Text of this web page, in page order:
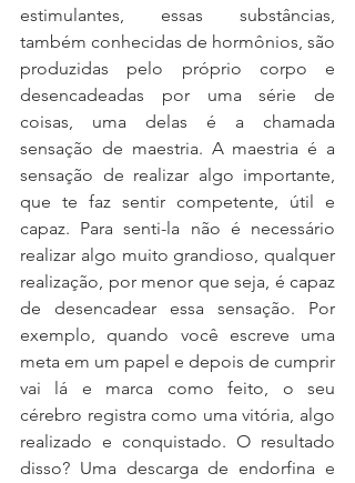
estimulantes, essas substâncias,
também conhecidas de hormônios, são
produzidas pelo próprio corpo e
desencadeadas por uma série de
coisas, uma delas é a chamada
sensação de maestria. A maestria é a
sensação de realizar algo importante,
que te faz sentir competente, útil e
capaz. Para senti-la não é necessário
realizar algo muito grandioso, qualquer
realização, por menor que seja, é capaz
de desencadear essa sensação. Por
exemplo, quando você escreve uma
meta em um papel e depois de cumprir
vai lá e marca como feito, o seu
cérebro registra como uma vitória, algo
realizado e conquistado. O resultado
disso? Uma descarga de endorfina e